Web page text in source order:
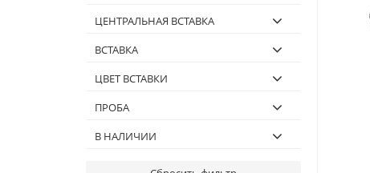
ЦЕНТРАЛЬНАЯ ВСТАВКА
ВСТАВКА
ЦВЕТ ВСТАВКИ
ПРОБА
В НАЛИЧИИ